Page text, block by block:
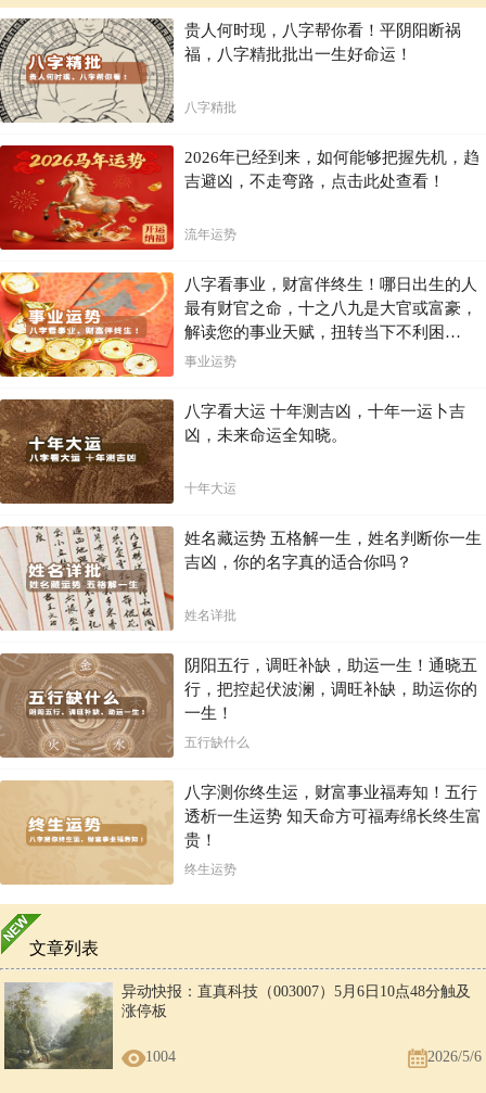
贵人何时现，八字帮你看！平阴阳断祸
福，八字精批批出一生好命运！
八字精批
2026年已经到来，如何能够把握先机，趋
吉避凶，不走弯路，点击此处查看！
流年运势
八字看事业，财富伴终生！哪日出生的人
最有财官之命，十之八九是大官或富豪，
解读您的事业天赋，扭转当下不利困
局！！
事业运势
八字看大运 十年测吉凶，十年一运卜吉
凶，未来命运全知晓。
十年大运
姓名藏运势 五格解一生，姓名判断你一生
吉凶，你的名字真的适合你吗？
姓名详批
阴阳五行，调旺补缺，助运一生！通晓五
行，把控起伏波澜，调旺补缺，助运你的
一生！
五行缺什么
八字测你终生运，财富事业福寿知！五行
透析一生运势 知天命方可福寿绵长终生富
贵！
终生运势
文章列表
异动快报：直真科技（003007）5月6日10点48分触及
涨停板
1004 2026/5/6